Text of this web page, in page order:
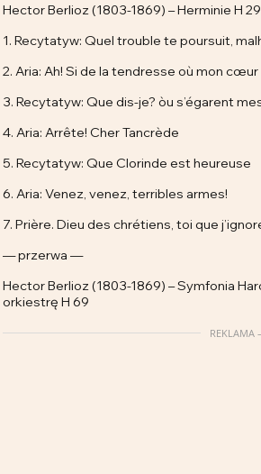
Hector Berlioz (1803-1869) – Herminie H 29
1. Recytatyw: Quel trouble te poursuit,
2. Aria: Ah! Si de la tendresse où mon cœur
3. Recytatyw: Que dis-je? òu s’égarent
4. Aria: Arrête! Cher Tancrède
5. Recytatyw: Que Clorinde est heureuse
6. Aria: Venez, venez, terribles armes!
7. Prière. Dieu des chrétiens, toi que
— przerwa —
Hector Berlioz (1803-1869) – Symfonia
orkiestrę H 69
REKLAMA